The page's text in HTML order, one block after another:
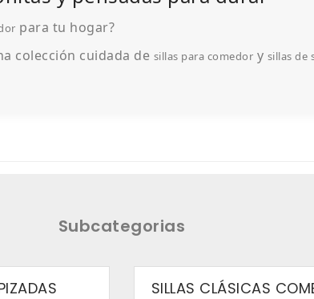
para tu hogar?
colección cuidada de sillas para comedor y sillas de
Subcategorias
SILLAS CLÁSICAS